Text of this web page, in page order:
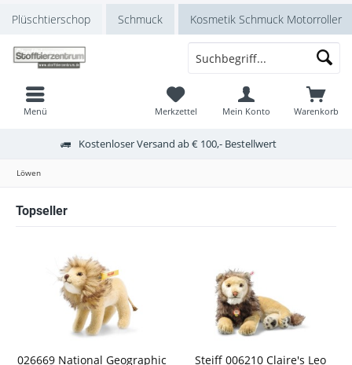
Plüschtierschop Schmuck Kosmetik Schmuck Motorroller
Menü Warenkorb
Merkzettel Mein Konto
Kostenloser Versand ab € 100,- Bestellwert
Löwen
Topseller
026669 National Geographic
Steiff 006210 Claire's Leo